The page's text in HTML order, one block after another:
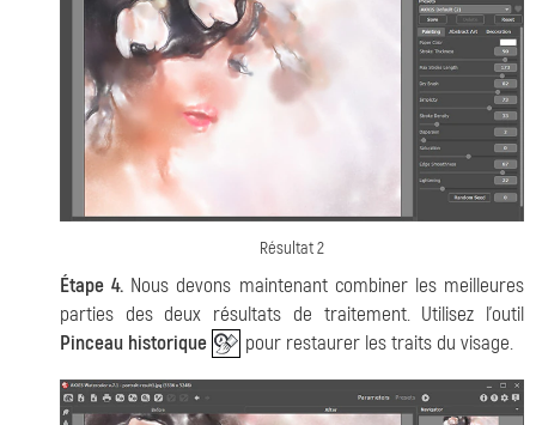
Résultat 2
Étape 4. Nous devons maintenant combiner les meilleures
parties des deux résultats de traitement. Utilisez l'outil
Pinceau historique
pour restaurer les traits du visage.